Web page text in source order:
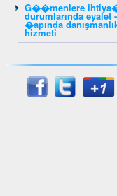
G��menlere
durumlarında eyalet -
�apında
hizmeti